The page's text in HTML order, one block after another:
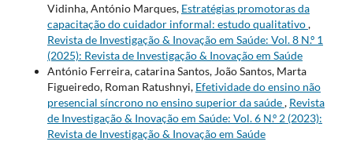
Vidinha, António Marques, Estratégias promotoras da
capacitação do cuidador informal: estudo qualitativo,
Revista de Investigação & Inovação em Saúde: Vol. 8 N.º 1
(2025): Revista de Investigação & Inovação em Saúde
António Ferreira, catarina Santos, João Santos, Marta
Figueiredo, Roman Ratushnyi, Efetividade do ensino não
presencial síncrono no ensino superior da saúde, Revista
de Investigação & Inovação em Saúde: Vol. 6 N.º 2 (2023):
Revista de Investigação & Inovação em Saúde